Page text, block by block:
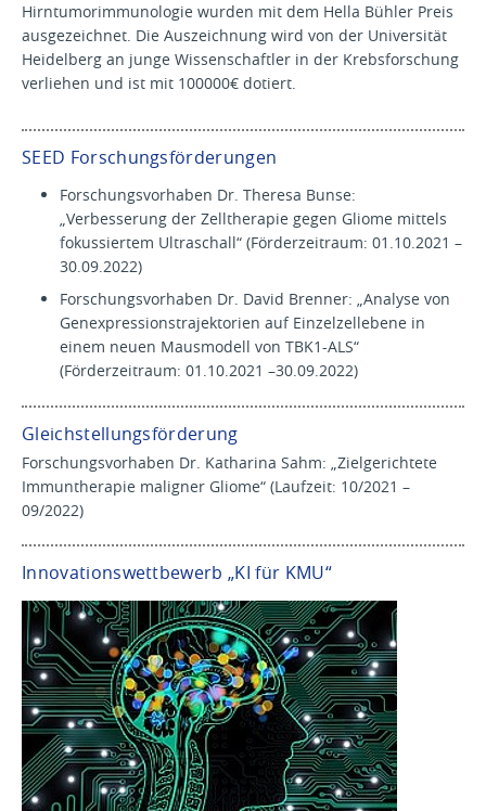
Hirntumorimmunologie wurden mit dem Hella Bühler Preis
ausgezeichnet. Die Auszeichnung wird von der Universität
Heidelberg an junge Wissenschaftler in der Krebsforschung
verliehen und ist mit 100000€ dotiert.
SEED Forschungsförderungen
Forschungsvorhaben Dr. Theresa Bunse:
„Verbesserung der Zelltherapie gegen Gliome mittels
fokussiertem Ultraschall“ (Förderzeitraum: 01.10.2021 –
30.09.2022)
Forschungsvorhaben Dr. David Brenner: „Analyse von
Genexpressionstrajektorien auf Einzelzellebene in
einem neuen Mausmodell von TBK1-ALS“
(Förderzeitraum: 01.10.2021 –30.09.2022)
Gleichstellungsförderung
Forschungsvorhaben Dr. Katharina Sahm: „Zielgerichtete
Immuntherapie maligner Gliome“ (Laufzeit: 10/2021 –
09/2022)
Innovationswettbewerb „KI für KMU“